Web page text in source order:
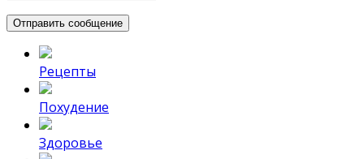
Рецепты
Похудение
Здоровье